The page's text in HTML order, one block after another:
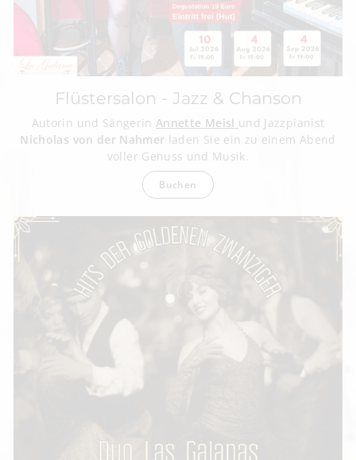
Flüstersalon - Jazz & Chanson
Autorin und SängerinAnnette Meisl und Jazzpianist
Nicholas von der Nahmer laden Sie ein zu einem Abend
voller Genuss und Musik.
Buchen